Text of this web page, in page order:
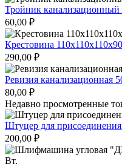
Тройник канализационный
60,00 ₽
Крестовина
290,00 ₽
Ревизия канализационная
80,00 ₽
Недавно просмотренные
Штуцер для
200,00 ₽